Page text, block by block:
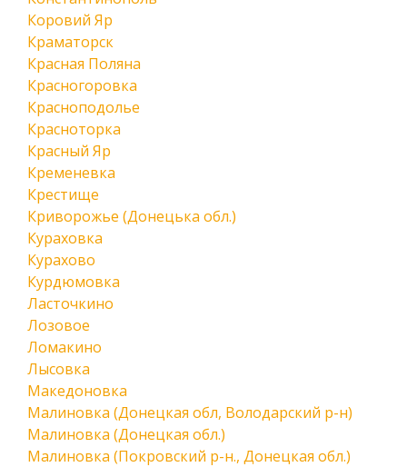
Коровий Яр
Краматорск
Красная Поляна
Красногоровка
Красноподолье
Красноторка
Красный Яр
Кременевка
Крестище
Криворожье (Донецька обл.)
Кураховка
Курахово
Курдюмовка
Ласточкино
Лозовое
Ломакино
Лысовка
Македоновка
Малиновка (Донецкая обл, Володарский р-н)
Малиновка (Донецкая обл.)
Малиновка (Покровский р-н., Донецкая обл.)